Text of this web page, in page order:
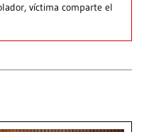
víctima comparte el